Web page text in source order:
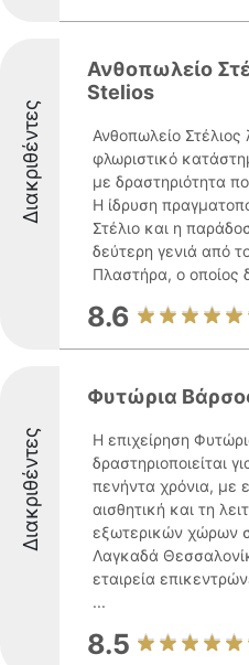
Διακριθέντες
Ανθοπωλείο
Stelios
Ανθοπωλείο Στέλιος
φλωριστικό
με δραστηριότητα
Η ίδρυση
Στέλιο και η
δεύτερη γενιά από
Πλαστήρα, ο οποίος
8.6
Διακριθέντες
Φυτώρια
Η επιχείρηση
δραστηριοποιείται
πενήντα χρόνια, με
αισθητική και τη
εξωτερικών χώρων
Λαγκαδά
εταιρεία
...
8.5